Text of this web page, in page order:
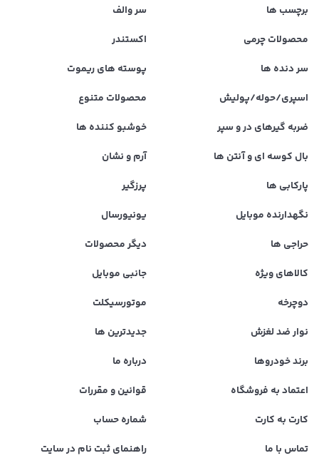
برچسب ها
سر والف
محصولات چرمی
اکستندر
سر دنده ها
پوسته های ریموت
اسپری/حوله/پولیش
محصولات متنوع
ضربه گیرهای در و سپر
خوشبو کننده ها
بال کوسه ای و آنتن ها
آرم و نشان
پارکابی ها
پرزگیر
نگهدارنده موبایل
یونیورسال
حراجی ها
دیگر محصولات
کالاهای ویژه
جانبی موبایل
دوچرخه
موتورسیکلت
نوار ضد لغزش
جدیدترین ها
برند خودروها
درباره ما
اعتماد به فروشگاه
قوانین و مقررات
کارت به کارت
شماره حساب
تماس با ما
راهنمای ثبت نام در سایت